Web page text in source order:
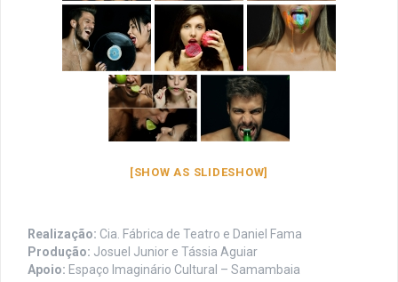
[SHOW AS SLIDESHOW]
Realização: Cia. Fábrica de Teatro e Daniel Fama
Produção: Josuel Junior e Tássia Aguiar
Apoio: Espaço Imaginário Cultural – Samambaia